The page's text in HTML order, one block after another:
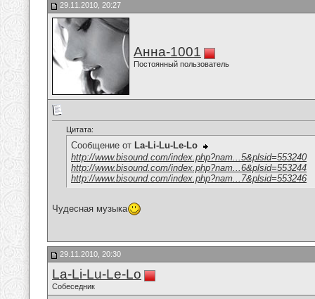
29.11.2010, 20:27
Анна-1001
Постоянный пользователь
Цитата:
Сообщение от La-Li-Lu-Le-Lo
http://www.bisound.com/index.php?nam...5&plsid=553240
http://www.bisound.com/index.php?nam...6&plsid=553244
http://www.bisound.com/index.php?nam...7&plsid=553246
Чудесная музыка
29.11.2010, 20:30
La-Li-Lu-Le-Lo
Собеседник